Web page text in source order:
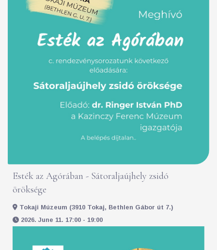
Esték az Agórában - Sátoraljaújhely zsidó
öröksége
Tokaji Múzeum (3910 Tokaj, Bethlen Gábor út 7.)
2026. June 11. 17:00 - 19:00